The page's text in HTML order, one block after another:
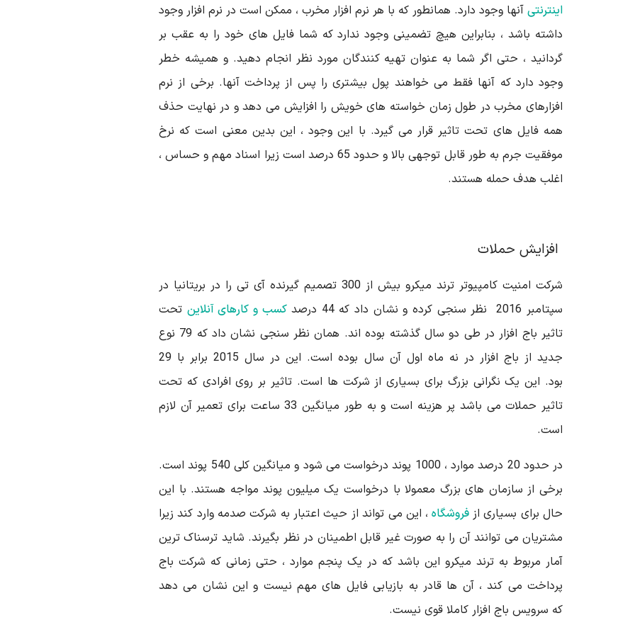
اینترنتی آنها وجود دارد. همانطور که با هر نرم افزار مخرب ، ممکن است در نرم افزار وجود
داشته باشد ، بنابراین هیچ تضمینی وجود ندارد که شما فایل های خود را به عقب بر
گردانید ، حتی اگر شما به عنوان تهیه کنندگان مورد نظر انجام دهید. و همیشه خطر
وجود دارد که آنها فقط می خواهند پول بیشتری را پس از پرداخت آنها. برخی از نرم
افزارهای مخرب در طول زمان خواسته های خویش را افزایش می دهد و در نهایت حذف
همه فایل های تحت تاثیر قرار می گیرد. با این وجود ، این بدین معنی است که نرخ
موفقیت جرم به طور قابل توجهی بالا و حدود 65 درصد است زیرا اسناد مهم و حساس ،
اغلب هدف حمله هستند.
افزایش حملات
شرکت امنیت کامپیوتر ترند میکرو بیش از 300 تصمیم گیرنده آی تی را در بریتانیا در
سپتامبر 2016 نظر سنجی کرده و نشان داد که 44 درصد
کسب و کارهای آنلاین تحت
تاثیر باج افزار در طی دو سال گذشته بوده اند. همان نظر سنجی نشان داد که 79 نوع
جدید از باج افزار در نه ماه اول آن سال بوده است. این در سال 2015 برابر با 29
بود. این یک نگرانی بزرگ برای بسیاری از شرکت ها است. تاثیر بر روی افرادی که تحت
تاثیر حملات می باشد پر هزینه است و به طور میانگین 33 ساعت برای تعمیر آن لازم
است.
در حدود 20 درصد موارد ، 1000 پوند درخواست می شود و میانگین کلی 540 پوند است.
برخی از سازمان های بزرگ معمولا با درخواست یک میلیون پوند مواجه هستند. با این
حال برای بسیاری ازفروشگاه ، این می تواند از حیث اعتبار به شرکت صدمه وارد کند زیرا
مشتریان می توانند آن را به صورت غیر قابل اطمینان در نظر بگیرند. شاید ترسناک ترین
آمار مربوط به ترند میکرو این باشد که در یک پنجم موارد ، حتی زمانی که شرکت باج
پرداخت می کند ، آن ها قادر به بازیابی فایل های مهم نیست و این نشان می دهد
که سرویس باج افزار کاملا قوی نیست.